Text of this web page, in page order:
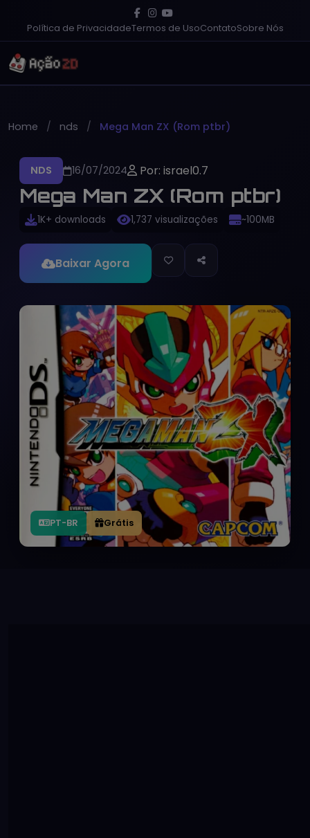
Política de PrivacidadeTermos de UsoContatoSobre Nós
Home nds Mega Man ZX (Rom ptbr)
NDS 16/07/2024 Por: israel0.7
Mega Man ZX (Rom ptbr)
1K+ downloads 1,737 visualizações ~100MB
Baixar Agora
PT-BR Grátis